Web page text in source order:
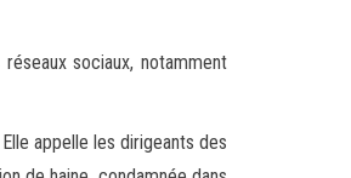
sociaux, notamment
appelle les dirigeants des